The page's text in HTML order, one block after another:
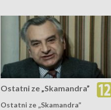
Ostatni ze „Skamandra”
Ostatni ze „Skamandra”